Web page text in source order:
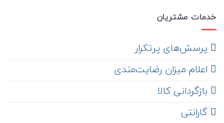
خدمات مشتریان
‌ پرسش‌های پرتکرار
اعلام میزان رضایت‌مندی
‌ بازگردانی کالا
گارانتی